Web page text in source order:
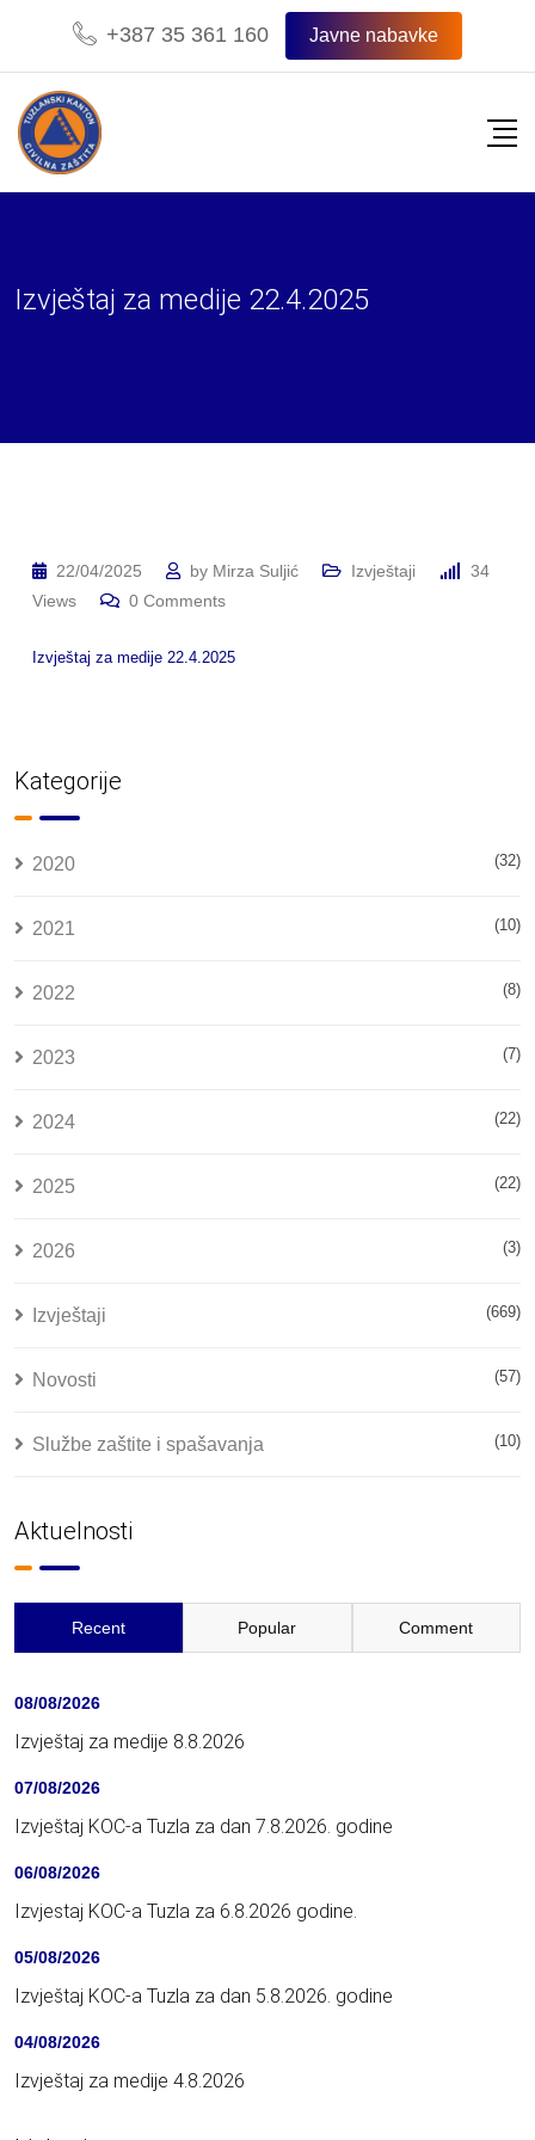
content
+387 35 361 160 Javne nabavke
Izvještaj za medije 22.4.2025
22/04/2025 by Mirza Suljić Izvještaji
34
Views
0 Comments
Izvještaj za medije 22.4.2025
Kategorije
2020 (32)
2021 (10)
2022 (8)
2023 (7)
2024 (22)
2025 (22)
2026 (3)
Izvještaji (669)
Novosti (57)
Službe zaštite i spašavanja (10)
Aktuelnosti
Recent Popular Comment
08/08/2026
Izvještaj za medije 8.8.2026
07/08/2026
Izvještaj KOC-a Tuzla za dan 7.8.2026. godine
06/08/2026
Izvjestaj KOC-a Tuzla za 6.8.2026 godine.
05/08/2026
Izvještaj KOC-a Tuzla za dan 5.8.2026. godine
04/08/2026
Izvještaj za medije 4.8.2026